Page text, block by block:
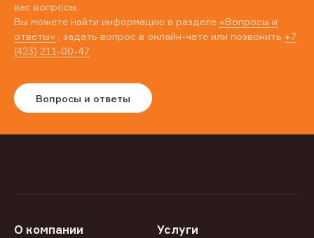
вас вопросы.
Вы можете найти информацию в разделе «Вопросы и
ответы» , задать вопрос в онлайн-чате или позвонить +7
(423) 211-00-47
Вопросы и ответы
О компании Услуги